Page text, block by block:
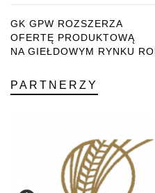
GK GPW ROZSZERZA
OFERTĘ PRODUKTOWĄ
NA GIEŁDOWYM RYNKU
PARTNERZY